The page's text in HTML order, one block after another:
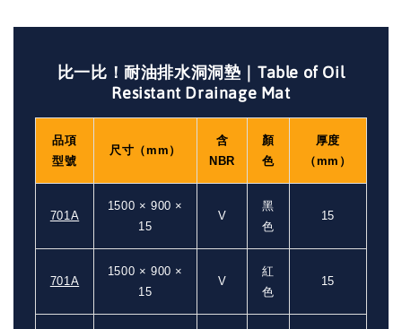
比一比！耐油排水洞洞墊｜Table of Oil
Resistant Drainage Mat
品項
型號
尺寸（mm）
含
NBR
顏
色
厚度
（mm）
701A
1500 × 900 ×
15
V
黑
色
15
701A
1500 × 900 ×
15
V
紅
色
15